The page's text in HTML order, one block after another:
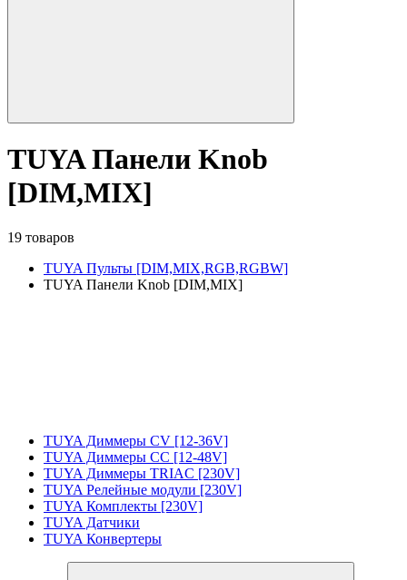
TUYA Панели Knob
[DIM,MIX]
19 товаров
TUYA Пульты [DIM,MIX,RGB,RGBW]
TUYA Панели Knob [DIM,MIX]
TUYA Диммеры CV [12-36V]
TUYA Диммеры CC [12-48V]
TUYA Диммеры TRIAC [230V]
TUYA Релейные модули [230V]
TUYA Комплекты [230V]
TUYA Датчики
TUYA Конвертеры